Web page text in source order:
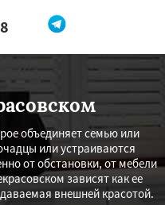
мне
объединяет семью или
или устраиваются
от обстановки, от мебели
зависят как ее
внешней красотой.